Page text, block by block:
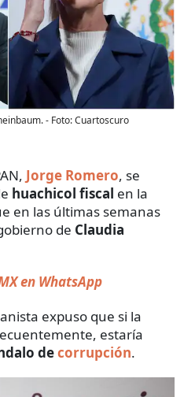
- Foto:Cuartoscuro
Jorge Romero, se
huachicol fiscal en la
en las últimas semanas
de Claudia
en WhatsApp
expuso que si la
estaría
decorrupción.